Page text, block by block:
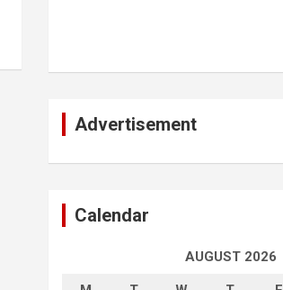
Advertisement
Calendar
AUGUST 2026